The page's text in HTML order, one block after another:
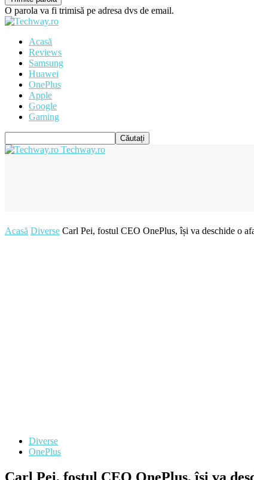
O parola va fi trimisă pe adresa dvs de email.
Acasă
Reviews
Samsung
Huawei
OnePlus
Apple
Google
Gaming
Techway.ro
Acasă Diverse Carl Pei, fostul CEO OnePlus, își va deschide o
Diverse
OnePlus